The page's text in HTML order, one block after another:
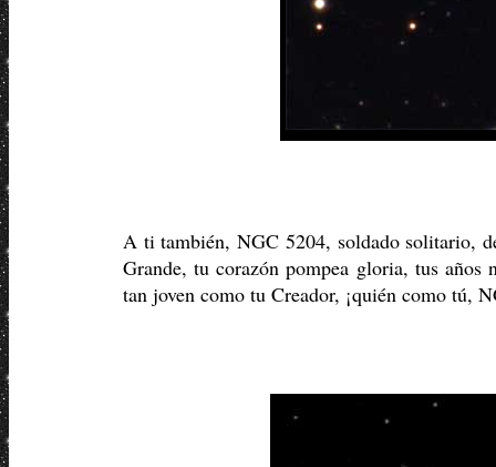
A ti también, NGC 5204, soldado solitario,
Grande, tu corazón pompea gloria, tus
tan joven como tu Creador, ¡quién como tú,